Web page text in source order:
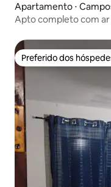
Apartamento ⋅
Apto completo com
Preferido dos
Preferido dos